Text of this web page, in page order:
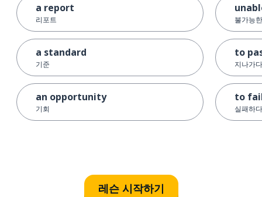
a report
리포트
a standard
기준
an opportunity
기회
불가능한
to
지나가
to
실패하다
레슨 시작하기